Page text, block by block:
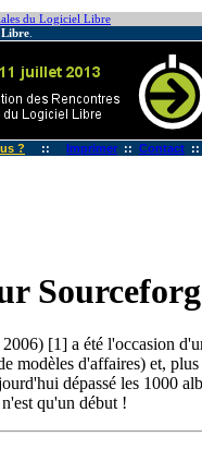
du Logiciel Libre
Libre
? :: Imprimer :: Contact ::
[1] a été l'occasion
modèles d'affaires) et,
dépassé les 1000
qu'un début !